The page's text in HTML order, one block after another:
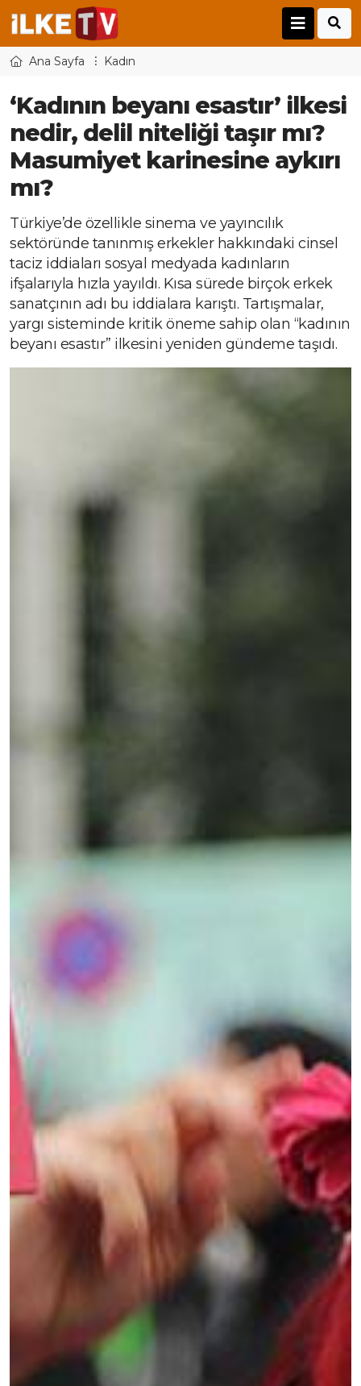
Ana Sayfa Kadın
‘Kadının beyanı esastır’ ilkesi
nedir, delil niteliği taşır mı?
Masumiyet karinesine aykırı
mı?
Türkiye’de özellikle sinema ve yayıncılık
sektöründe tanınmış erkekler hakkındaki cinsel
taciz iddiaları sosyal medyada kadınların
ifşalarıyla hızla yayıldı. Kısa sürede birçok erkek
sanatçının adı bu iddialara karıştı. Tartışmalar,
yargı sisteminde kritik öneme sahip olan “kadının
beyanı esastır” ilkesini yeniden gündeme taşıdı.